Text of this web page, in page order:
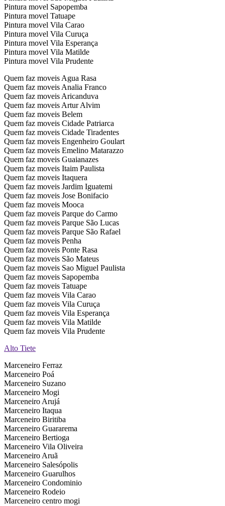
Pintura movel Sapopemba
Pintura movel Tatuape
Pintura movel Vila Carao
Pintura movel Vila Curuça
Pintura movel Vila Esperança
Pintura movel Vila Matilde
Pintura movel Vila Prudente
Quem faz moveis Agua Rasa
Quem faz moveis Analia Franco
Quem faz moveis Aricanduva
Quem faz moveis Artur Alvim
Quem faz moveis Belem
Quem faz moveis Cidade Patriarca
Quem faz moveis Cidade Tiradentes
Quem faz moveis Engenheiro Goulart
Quem faz moveis Emelino Matarazzo
Quem faz moveis Guaianazes
Quem faz moveis Itaim Paulista
Quem faz moveis Itaquera
Quem faz moveis Jardim Iguatemi
Quem faz moveis Jose Bonifacio
Quem faz moveis Mooca
Quem faz moveis Parque do Carmo
Quem faz moveis Parque São Lucas
Quem faz moveis Parque São Rafael
Quem faz moveis Penha
Quem faz moveis Ponte Rasa
Quem faz moveis São Mateus
Quem faz moveis Sao Miguel Paulista
Quem faz moveis Sapopemba
Quem faz moveis Tatuape
Quem faz moveis Vila Carao
Quem faz moveis Vila Curuça
Quem faz moveis Vila Esperança
Quem faz moveis Vila Matilde
Quem faz moveis Vila Prudente
Alto Tiete
Marceneiro Ferraz
Marceneiro Poá
Marceneiro Suzano
Marceneiro Mogi
Marceneiro Arujá
Marceneiro Itaqua
Marceneiro Biritiba
Marceneiro Guararema
Marceneiro Bertioga
Marceneiro Vila Oliveira
Marceneiro Aruã
Marceneiro Salesópolis
Marceneiro Guarulhos
Marceneiro Condominio
Marceneiro Rodeio
Marceneiro centro mogi